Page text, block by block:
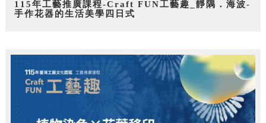
115年工藝推廣課程-Craft FUN工藝趣_靜隅．海波-
手作花器的生活美學四日式